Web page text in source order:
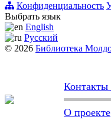
Конфиденциальность
Выбрать язык
English
Русский
© 2026 Библиотека
Контакты
О проекте